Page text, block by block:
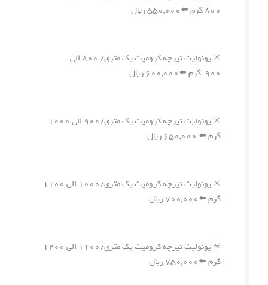
۸۰۰ گرم ⬅️۵۵۰,۰۰۰ ریال
✳️ یونولیت تیرچه کرومیت یک متری/ ۸۰۰ الی
۹۰۰ گرم ⬅️۶۰۰,۰۰۰ ریال
✳️ یونولیت تیرچه کرومیت یک متری/۹۰۰ الی ۱۰۰۰
گرم ⬅️ ۶۵۰,۰۰۰ ریال
✳️ یونولیت تیرچه کرومیت یک متری/۱۰۰۰ الی ۱۱۰۰
گرم ⬅️۷۰۰,۰۰۰ ریال
✳️ یونولیت تیرچه کرومیت یک متری/۱۱۰۰ الی ۱۲۰۰
گرم ⬅️۷۵۰,۰۰۰ ریال